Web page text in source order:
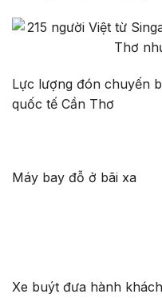
Lực lượng đón chuyến
quốc tế Cần Thơ
Máy bay đỗ ở bãi xa
Xe buýt đưa hành